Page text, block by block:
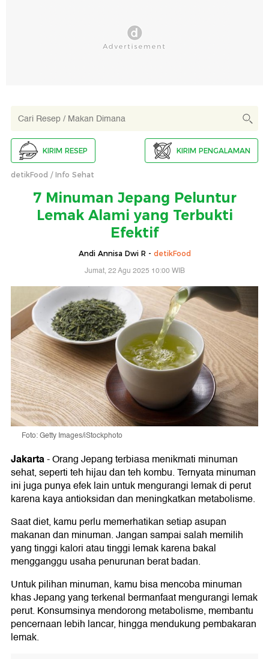
KIRIM RESEP KIRIM PENGALAMAN
detikFood Info Sehat
7 Minuman Jepang Peluntur
Lemak Alami yang Terbukti
Efektif
Andi Annisa Dwi R - detikFood
Jumat, 22 Agu 2025 10:00 WIB
Foto: Getty Images/iStockphoto
Jakarta-Orang Jepang terbiasa menikmati minuman
sehat, seperti teh hijau dan teh kombu. Ternyata minuman
ini juga punya efek lain untuk mengurangi lemak di perut
karena kaya antioksidan dan meningkatkan metabolisme.
Saat diet, kamu perlu memerhatikan setiap asupan
makanan dan minuman. Jangan sampai salah memilih
yang tinggi kalori atau tinggi lemak karena bakal
mengganggu usaha penurunan berat badan.
Untuk pilihan minuman, kamu bisa mencoba minuman
khas Jepang yang terkenal bermanfaat mengurangi lemak
perut. Konsumsinya mendorong metabolisme, membantu
pencernaan lebih lancar, hingga mendukung pembakaran
lemak.